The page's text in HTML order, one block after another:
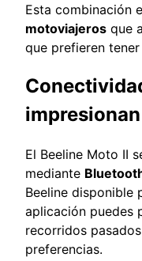
Esta combinación
motoviajeros que
que prefieren
impresionan
El Beeline Moto II
mediante
Beeline disponible
aplicación puedes
recorridos
preferencias.